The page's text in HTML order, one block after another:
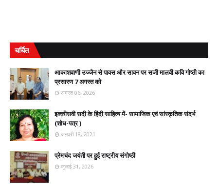
चर्चित
आकाशवाणी उज्जैन से पावस और सावन पर सजी मालवी कवि गोष्ठी का
प्रसारण 7 अगस्त को
अगस्त 06, 2026
इक्कीसवी सदी के हिंदी साहित्य में- सामाजिक एवं सांस्कृतिक संदर्भ
(शोध-पत्र )
जनवरी 18, 2021
प्रेमचंद जयंती पर हुई राष्ट्रीय संगोष्ठी
जुलाई 31, 2026